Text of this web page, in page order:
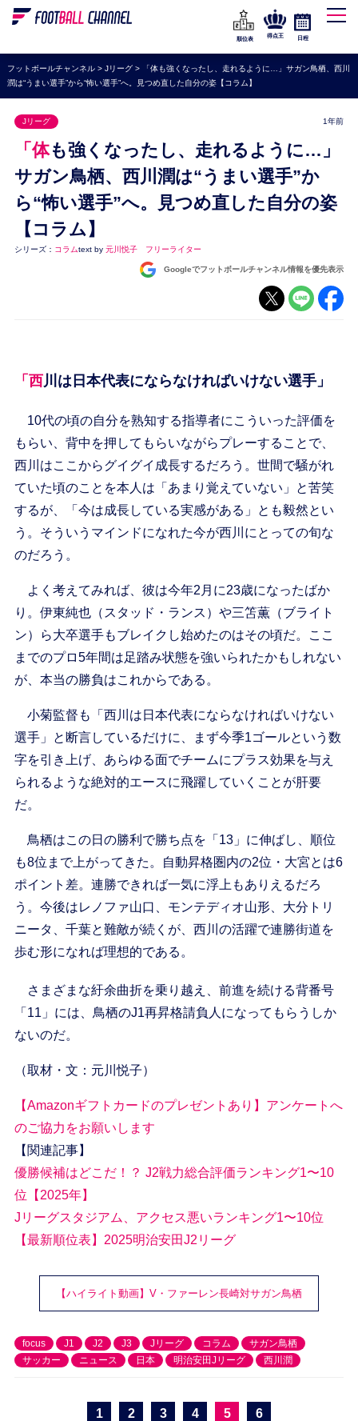
WEリーグ
海外サッカー
プレミアリーグ
セリエA
ブンデスリーガ
UEFA
ナショナルチーム
順位表
得点王 日程
フットボールチャンネル> Jリーグ>
「体も強くなったし、走れるように…」サガン鳥栖、西川
潤は“うまい選手”から“怖い選手”へ。見つめ直した自分の姿【コラム】
Jリーグ 1年前
「体も強くなったし、走れるように…」
サガン鳥栖、西川潤は“うまい選手”か
ら“怖い選手”へ。見つめ直した自分の姿
【コラム】
シリーズ： コラムtext by 元川悦子 フリーライター
Googleでフットボールチャンネル情報を優先表示
「西川は日本代表にならなければいけない選手」
10代の頃の自分を熟知する指導者にこういった評価を
もらい、背中を押してもらいながらプレーすることで、
西川はここからグイグイ成長するだろう。世間で騒がれ
ていた頃のことを本人は「あまり覚えていない」と苦笑
するが、「今は成長している実感がある」とも毅然とい
う。そういうマインドになれた今が西川にとっての旬な
のだろう。
よく考えてみれば、彼は今年2月に23歳になったばか
り。伊東純也（スタッド・ランス）や三笘薫（ブライト
ン）ら大卒選手もブレイクし始めたのはその頃だ。ここ
までのプロ5年間は足踏み状態を強いられたかもしれない
が、本当の勝負はこれからである。
小菊監督も「西川は日本代表にならなければいけない
選手」と断言しているだけに、まず今季1ゴールという数
字を引き上げ、あらゆる面でチームにプラス効果を与え
られるような絶対的エースに飛躍していくことが肝要
だ。
鳥栖はこの日の勝利で勝ち点を「13」に伸ばし、順位
も8位まで上がってきた。自動昇格圏内の2位・大宮とは6
ポイント差。連勝できれば一気に浮上もありえるだろ
う。今後はレノファ山口、モンテディオ山形、大分トリ
ニータ、千葉と難敵が続くが、西川の活躍で連勝街道を
歩む形になれば理想的である。
さまざまな紆余曲折を乗り越え、前進を続ける背番号
「11」には、鳥栖のJ1再昇格請負人になってもらうしか
ないのだ。
（取材・文：元川悦子）
【Amazonギフトカードのプレゼントあり】アンケートへ
のご協力をお願いします
【関連記事】
優勝候補はどこだ！？ J2戦力総合評価ランキング1〜10
位【2025年】
Jリーグスタジアム、アクセス悪いランキング1〜10位
【最新順位表】2025明治安田J2リーグ
【ハイライト動画】V・ファーレン長崎対サガン鳥栖
focus J1 J2 J3 Jリーグ コラム
サガン鳥栖
サッカー
ニュース 日本 明治安田Jリーグ 西川潤
1 2 3 4 5 6